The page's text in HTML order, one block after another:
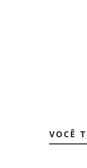
VOCÊ